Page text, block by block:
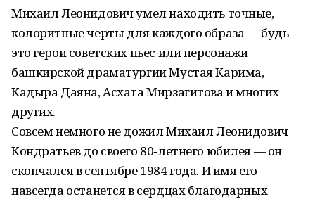
Михаил Леонидович умел находить точные,
колоритные черты для каждого образа — будь
это герои советских пьес или персонажи
башкирской драматургии Мустая Карима,
Кадыра Даяна, Асхата Мирзагитова и многих
других.
Совсем немного не дожил Михаил Леонидович
Кондратьев до своего 80‑летнего юбилея — он
скончался в сентябре 1984 года. И имя его
навсегда останется в сердцах благодарных